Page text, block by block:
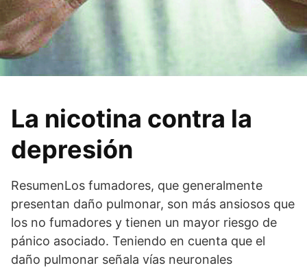
La nicotina contra la
depresión
ResumenLos fumadores, que generalmente
presentan daño pulmonar, son más ansiosos que
los no fumadores y tienen un mayor riesgo de
pánico asociado. Teniendo en cuenta que el
daño pulmonar señala vías neuronales